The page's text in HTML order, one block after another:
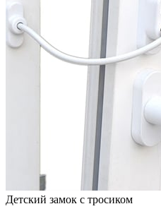
Детский замок с тросиком